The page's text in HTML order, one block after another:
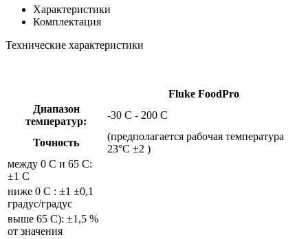
Характеристики
Комплектация
Технические характеристики
Fluke FoodPro
Диапазон
температур:
-30 C - 200 C
Точность
(предполагается рабочая температура
23°C ±2 )
между 0 C и 65 C:
±1 C
ниже 0 C : ±1 ±0,1
градус/градус
выше 65 C): ±1,5 %
от значения